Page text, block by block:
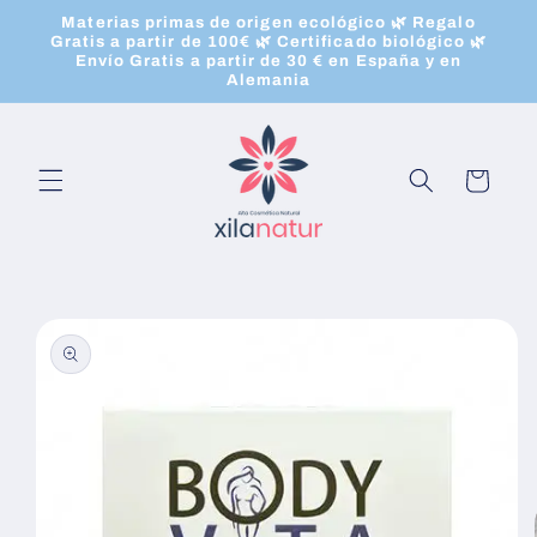
directamente
al contenido
Materias primas de origen ecológico 🌿 Regalo
Gratis a partir de 100€ 🌿 Certificado biológico 🌿
Envío Gratis a partir de 30 € en España y en
Alemania
Carrito
información